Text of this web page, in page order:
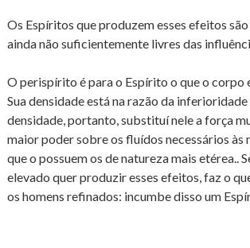
Os Espíritos que produzem esses efeitos
ainda não suficientemente livres das
O perispírito é para o Espírito o que o corpo
Sua densidade está na razão da
densidade, portanto, substituí nele a força
maior poder sobre os fluídos necessários às
que o possuem os de natureza mais etérea..
elevado quer produzir esses efeitos, faz o
os homens refinados: incumbe disso um